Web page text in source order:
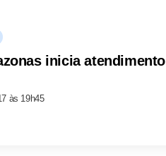
inicia
às 19h45